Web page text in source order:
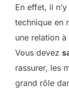
En effet, il
technique en
une relation
Vous devez
rassurer, les
grand rôle